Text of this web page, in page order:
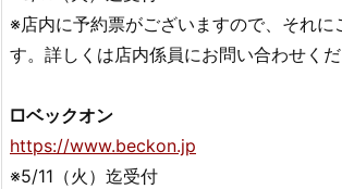
※店内に予約票がございますので、それに
す。詳しくは店内係員にお問い合わせくだ
□ベックオン
https://www.beckon.jp
※5/11（火）迄受付